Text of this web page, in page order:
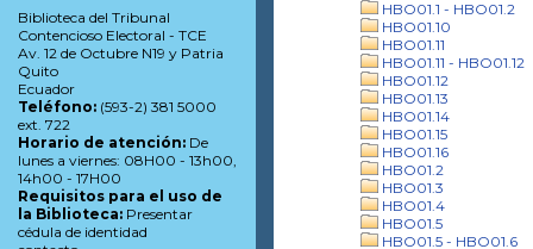
HBO01.1 - HBO01.2
HBO01.10
HBO01.11
HBO01.11 - HBO01.12
HBO01.12
HBO01.13
HBO01.14
HBO01.15
HBO01.16
HBO01.2
HBO01.3
HBO01.4
HBO01.5
HBO01.5 - HBO01.6
Biblioteca del Tribunal
Contencioso Electoral - TCE
Av. 12 de Octubre N19 y Patria
Quito
Ecuador
Teléfono: (593-2) 381 5000
ext. 722
Horario de atención: De
lunes a viernes: 08H00 - 13h00,
14h00 - 17H00
Requisitos para el uso de
la Biblioteca: Presentar
cédula de identidad